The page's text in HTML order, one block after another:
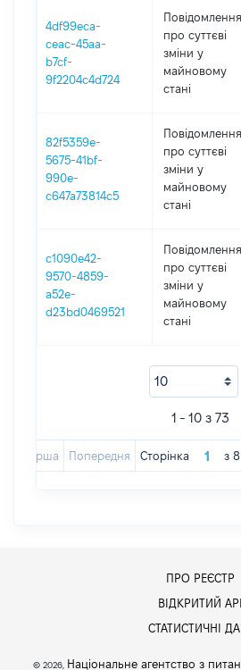
4df99eca-
ceac-45aa-
b7cf-
9f2204c4d724
Повідомлення
про суттєві
зміни y
майновому
стані
82f5359e-
5675-41bf-
990e-
c647a73814c5
Повідомлення
про суттєві
зміни y
майновому
стані
c1090e42-
9570-4859-
a52e-
d23bd0469521
Повідомлення
про суттєві
зміни y
майновому
стані
1 - 10 з 73
Перша Попередня Сторінка з 8
ПРО РЕЄСТР
ВІДКРИТИЙ АРІ
СТАТИСТИЧНІ
© 2026, Національне агентство з